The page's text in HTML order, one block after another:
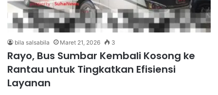
bila salsabila Maret 21, 2026 3
Rayo, Bus Sumbar Kembali Kosong ke
Rantau untuk Tingkatkan Efisiensi
Layanan